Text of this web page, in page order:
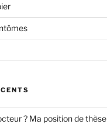
? Ma position de thèse